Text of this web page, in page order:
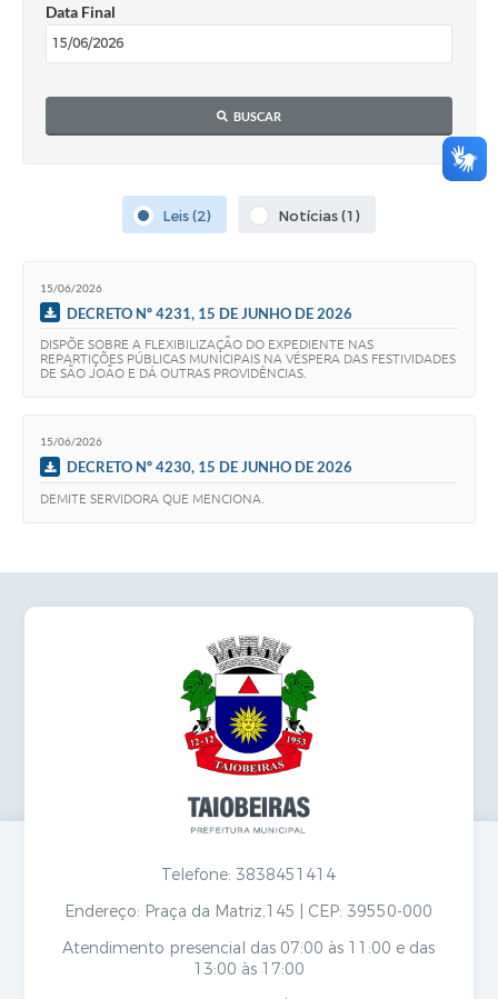
Obras
Galeria de Vídeos
Enquete
Telefones Úteis
Sala M. do Empreendedor
Secretarias
Data Final
BUSCAR
Leis (2) Notícias (1)
15/06/2026
DECRETO Nº 4231, 15 DE JUNHO DE 2026
DISPÕE SOBRE A FLEXIBILIZAÇÃO DO EXPEDIENTE NAS
REPARTIÇÕES PÚBLICAS MUNICIPAIS NA VÉSPERA DAS FESTIVIDADES
DE SÃO JOÃO E DÁ OUTRAS PROVIDÊNCIAS.
15/06/2026
DECRETO Nº 4230, 15 DE JUNHO DE 2026
DEMITE SERVIDORA QUE MENCIONA.
Telefone: 3838451414
Endereço: Praça da Matriz,145 | CEP: 39550-000
Atendimento presencial das 07:00 às 11:00 e das
13:00 às 17:00